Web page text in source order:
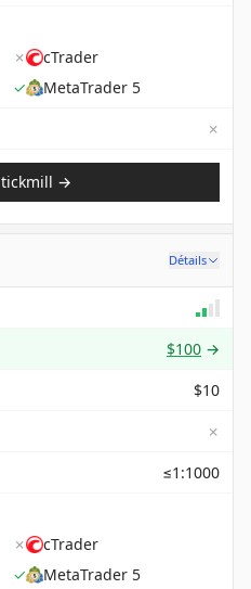
✗
cTrader
✓
MetaTrader 5
✗
tickmill →
Détails
$100 →
$10
✗
≤1:1000
✗
cTrader
✓
MetaTrader 5